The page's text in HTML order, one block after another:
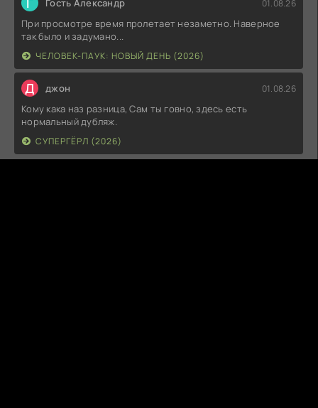
Гость Александр 01.08.26
При просмотре время пролетает незаметно. Наверное
так было и задумано...
ЧЕЛОВЕК-ПАУК: НОВЫЙ ДЕНЬ (2026)
Д джон 01.08.26
Кому кака наз разница, Сам ты говно, здесь есть
нормальный дубляж.
СУПЕРГЁРЛ (2026)